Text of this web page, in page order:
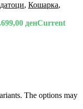
, Кошарка,
699,00 денCurrent
The options may